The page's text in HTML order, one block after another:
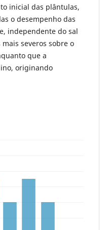
inicial das plântulas,
o desempenho das
independente do sal
severos sobre o
que a
originando